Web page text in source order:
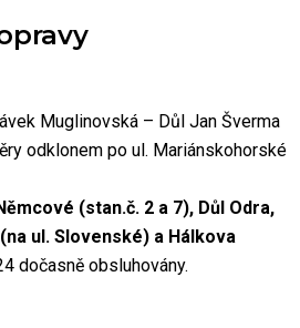
Muglinovská – Důl Jan Šverma
odklonem po ul. Mariánskohorské
(stan.č. 2 a 7), Důl Odra,
ul. Slovenské) a Hálkova
dočasně obsluhovány.